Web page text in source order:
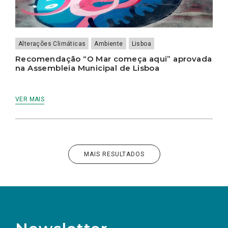
Alterações Climáticas Ambiente Lisboa
Recomendação “O Mar começa aqui” aprovada
na Assembleia Municipal de Lisboa
VER MAIS
MAIS RESULTADOS